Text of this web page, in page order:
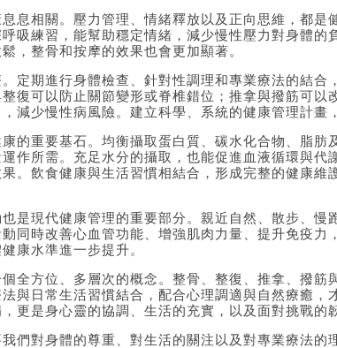
息相關。壓力管理、情緒釋放以及正向思維，都是
吸練習，能幫助穩定情緒，減少慢性壓力對身體的
，整骨和按摩的效果也會更加顯著。
定期進行身體檢查、針對性調理和專業療法的結合
復可以防止關節變形或脊椎錯位；推拿與撥筋可以
減少慢性病風險。建立科學、系統的健康管理計畫
的重要基石。均衡攝取蛋白質、碳水化合物、脂肪
作所需。充足水分的攝取，也能促進血液循環與代
。飲食健康與生活習慣相結合，形成完整的健康維
是現代健康管理的重要部分。親近自然、散步、慢
同時改善心血管功能、增強肌肉力量、提升免疫力
康水準進一步提升。
全方位、多層次的概念。整骨、整復、推拿、撥筋
與日常生活習慣結合，配合心理調適與自然療癒，
更是身心靈的協調、生活的充實，以及面對挑戰的
們對身體的尊重、對生活的關注以及對專業療法的